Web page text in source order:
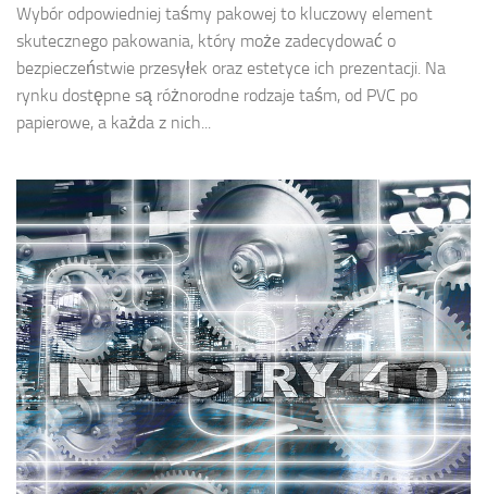
Wybór odpowiedniej taśmy pakowej to kluczowy element
skutecznego pakowania, który może zadecydować o
bezpieczeństwie przesyłek oraz estetyce ich prezentacji. Na
rynku dostępne są różnorodne rodzaje taśm, od PVC po
papierowe, a każda z nich...